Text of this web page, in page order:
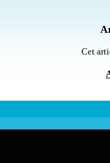
Cet